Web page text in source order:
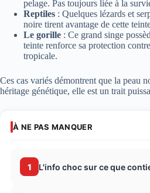
pelage. Pas toujours liée à la
Reptiles : Quelques lézards et
noire tirent avantage de cette
Le gorille : Ce grand singe
teinte renforce sa protection
tropicale.
Ces cas variés démontrent que la peau
héritage génétique, elle est un trait
À NE PAS MANQUER
1 L'info choc sur ce que